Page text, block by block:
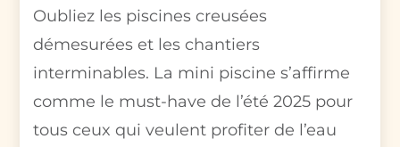
Oubliez les piscines creusées
démesurées et les chantiers
interminables. La mini piscine s’affirme
comme le must-have de l’été 2025 pour
tous ceux qui veulent profiter de l’eau